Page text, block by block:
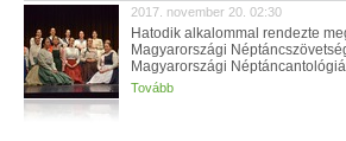
2017. november 20. 02:30
Hatodik alkalommal rendezte
Magyarországi
Magyarországi
Tovább